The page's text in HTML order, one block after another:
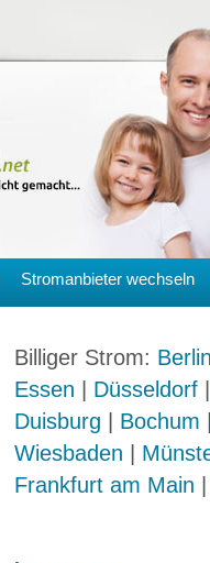
Stromanbieter wechseln
Billiger Strom:
Essen
Düsseldorf
Duisburg
Bochum
Wiesbaden
Frankfurt am Main